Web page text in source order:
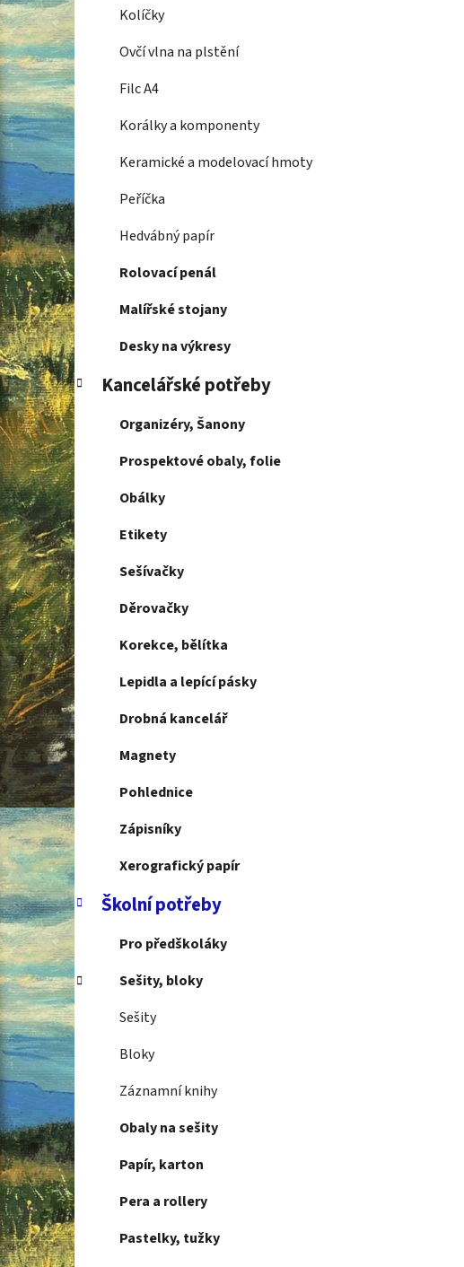
Kolíčky
Ovčí vlna na plstění
Filc A4
Korálky a komponenty
Keramické a modelovací hmoty
Peříčka
Hedvábný papír
Rolovací penál
Malířské stojany
Desky na výkresy
Kancelářské potřeby
Organizéry, Šanony
Prospektové obaly, folie
Obálky
Etikety
Sešívačky
Děrovačky
Korekce, bělítka
Lepidla a lepící pásky
Drobná kancelář
Magnety
Pohlednice
Zápisníky
Xerografický papír
Školní potřeby
Pro předškoláky
Sešity, bloky
Sešity
Bloky
Záznamní knihy
Obaly na sešity
Papír, karton
Pera a rollery
Pastelky, tužky